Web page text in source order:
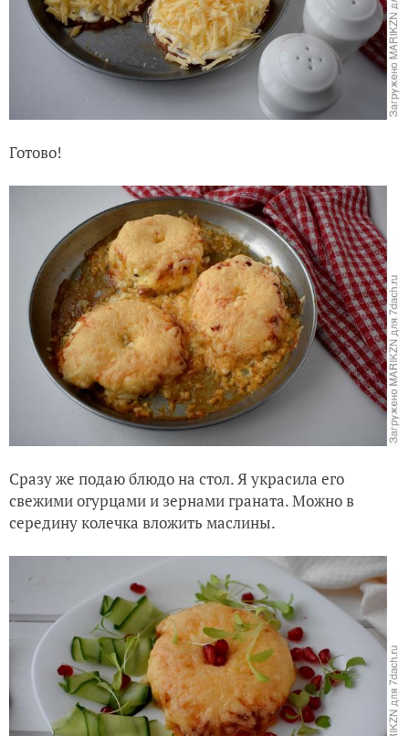
Готово!
Сразу же подаю блюдо на стол. Я украсила его
свежими огурцами и зернами граната. Можно в
середину колечка вложить маслины.